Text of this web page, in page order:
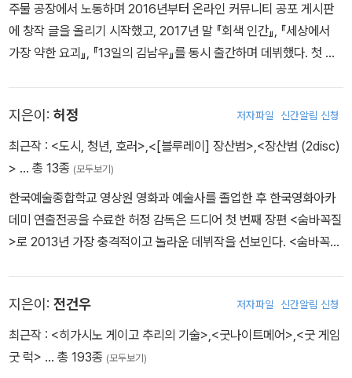
6년째 공무원 시험을 준비 중인 석진은 생활비를 아끼기 위해 고시원
에 들어간다. 낡디낡은 방에서 가장 신경 쓰이는 부분은 침대 쪽 벽에
있는 사람 크기만 한 얼룩이다. 얼룩 부근에서는 누군가 자그맣게 속
삭이는 소리까지 난다. 커터 칼을 동원해도 없어지지 않던 얼룩을 독
성이 강하다는 용액으로 처리하고 개운해진 것도 잠시, 문제의 용액
계속해서 잃어버리게 된 석진은 상황을 되돌리고자 바삐 움직이기 시
작한다.
〈Not Alone〉
미수는 경찰서에 찾아가 사람을 죽였다고 자백한다. 그리고 자신의
업에 입사한 뒤로는 화려한 스펙을 지닌 동료들에게 철저히 무시당한
다. 외로움에 몸부림치던 미수는 선배로부터 ‘Not Alone’이라는 앱
을 소개받고, 그 안에서 대화를 나누고 커뮤니티 활동에 열중하는 동
주물 공장에서 노동하며 2016년부터 온라인 커뮤니티 공포 게시판
에 창작 글을 올리기 시작했고, 2017년 말 『회색 인간』, 『세상에서
가장 약한 요괴』, 『13일의 김남우』를 동시 출간하며 데뷔했다. 첫 소
무렇지도 않았다』, 『하나의 인간, 인류의 하나』, 『살인자의 정석』, 『일
주일 만에 사랑할 순 없다』, 『문어』, 『밸런스 게임』까지 총 10권의 ‘김
동식 소설집’을 펴냈다. 현재까지 1,700편이 넘는 소설을 창작했으
기』, 연작소설 『궤변 말하기 대회』, 초단편선 『인생 박물관』, 『보그나
르 주식회사』, 오디오드라마와 동시 제작된 단편집 『청부살인 협동조
합』, 수필집 『무채색 삶이라고 생각했지만』 등을 펴냈다. 독자와의 소
통을 최고의 즐거움으로 여기며, 전국 중고등학교, 도서관, 기업 등에
서 연 수백 회의 강연을 진행하고 있다.
지은이: 허정 저자파일 신간알림 신청
최근작 : <도시, 청년, 호러>,<[블루레이] 장산범>,<장산범 (2disc)
> … 총 13종 (모두보기)
한국예술종합학교 영상원 영화과 예술사를 졸업한 후 한국영화아카
데미 연출전공을 수료한 허정 감독은 드디어 첫 번째 장편 <숨바꼭질
>로 2013년 가장 충격적이고 놀라운 데뷔작을 선보인다. <숨바꼭질
흥행 감독들의 등용문인 ‘미쟝센 단편영화제’에서 2회 연속 수상한
주목 받는 신예이다. 허정 감독은 졸업 단편 <주희>로 올해 ‘미쟝센
단편영화제’에서 심사위원 특별상을 수상했으며, 지난 2010년 단편
지은이: 전건우 저자파일 신간알림 신청
최근작 : <히가시노 게이고 추리의 기술>,<굿나이트메어>,<굿 게임
굿 럭> … 총 193종 (모두보기)